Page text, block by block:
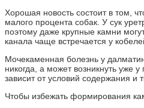
Хорошая новость состоит в том,
малого процента собак. У сук
поэтому даже крупные камни
канала чаще встречается у
Мочекаменная болезнь у
никогда, а может возникнуть уже
зависит от условий содержания и
Чтобы избежать формирования